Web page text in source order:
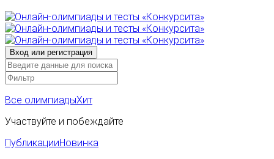
Все олимпиадыХит
Участвуйте и побеждайте
ПубликацииНовинка